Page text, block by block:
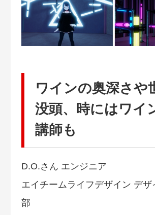
ワインの奥深さや
没頭、時にはワイ
講師も
D.O.さん エンジニア
エイチームライフデザイン デザ
部